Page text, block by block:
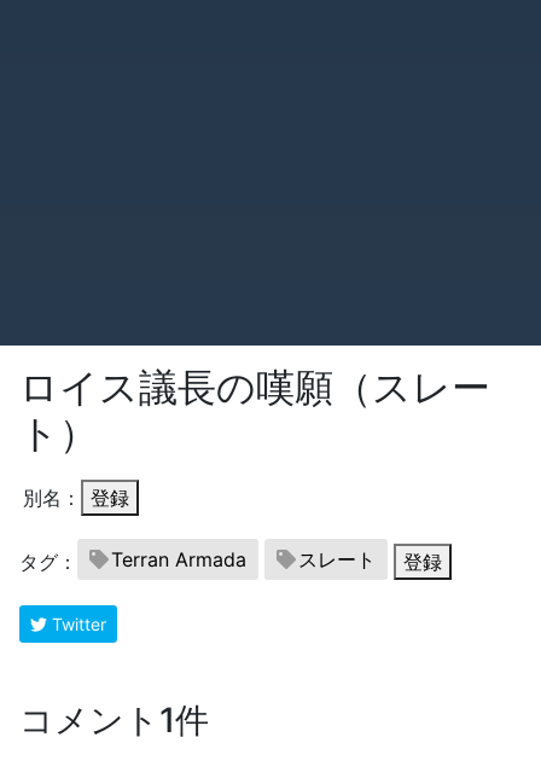
ロイス議長の嘆願（スレー
ト）
別名： 登録
タグ： Terran Armada スレート 登録
Twitter
コメント1件